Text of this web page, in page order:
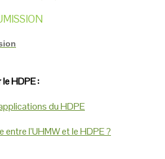
HDPE :
du HDPE
entre l’UHMW et le HDPE ?